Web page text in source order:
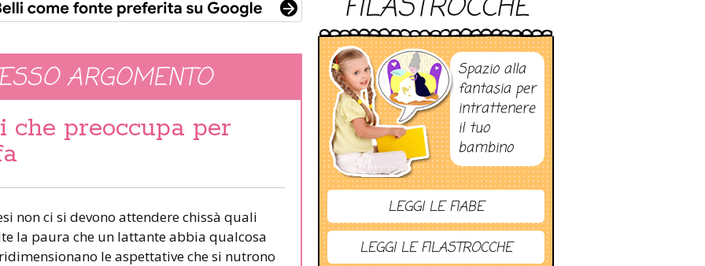
ARGOMENTO
che preoccupa per
non ci si devono attendere chissà quali
la paura che un lattante abbia qualcosa
le aspettative che si nutrono
FILASTROCCHE
Spazio alla
fantasia per
intrattenere
il tuo
bambino
LEGGI LE FIABE
LEGGI LE FILASTROCCHE